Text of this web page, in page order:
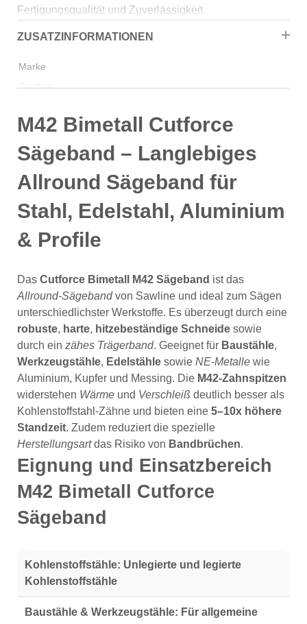
Fertigungsqualität und Zuverlässigkeit.
unterschiedlichsten Materialien – von Aluminium bis
ZUSATZINFORMATIONEN
Marke
Sawline
13
Dicke
0.65
1435
Zahnung
M42 Bimetall Cutforce
Sägeband – Langlebiges
Allround Sägeband für
Stahl, Edelstahl, Aluminium
& Profile
Das Cutforce Bimetall M42 Sägeband ist das
Allround-Sägebandvon Sawline und ideal zum Sägen
unterschiedlichster Werkstoffe. Es überzeugt durch eine
robuste, harte, hitzebeständige Schneide sowie
durch ein zähes Trägerband. Geeignet für Baustähle,
Werkzeugstähle, Edelstähle sowie NE-Metalle wie
Aluminium, Kupfer und Messing. Die M42-Zahnspitzen
widerstehen Wärme und Verschleiß deutlich besser als
Kohlenstoffstahl-Zähne und bieten eine 5–10x höhere
Standzeit. Zudem reduziert die spezielle
Herstellungsartdas Risiko von Bandbrüchen.
Eignung und Einsatzbereich
M42 Bimetall Cutforce
Sägeband
Kohlenstoffstähle: Unlegierte und legierte
Kohlenstoffstähle
Baustähle & Werkzeugstähle: Für allgemeine